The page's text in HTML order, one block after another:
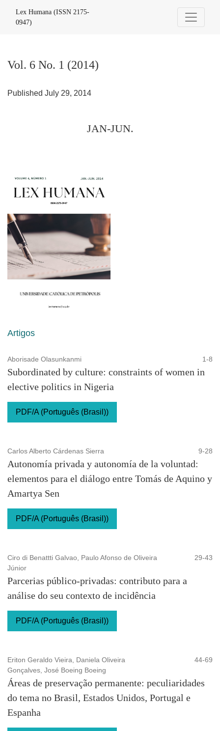
Lex Humana (ISSN 2175-
0947)
Vol. 6 No. 1 (2014)
Published July 29, 2014
JAN-JUN.
Artigos
Aborisade Olasunkanmi 1-8
Subordinated by culture: constraints of women in
elective politics in Nigeria
PDF/A (Português (Brasil))
Carlos Alberto Cárdenas Sierra 9-28
Autonomía privada y autonomía de la voluntad:
elementos para el diálogo entre Tomás de Aquino y
Amartya Sen
PDF/A (Português (Brasil))
Ciro di Benattti Galvao, Paulo Afonso de Oliveira
Júnior
29-43
Parcerias público-privadas: contributo para a
análise do seu contexto de incidência
PDF/A (Português (Brasil))
Eriton Geraldo Vieira, Daniela Oliveira
Gonçalves, José Boeing Boeing
44-69
Áreas de preservação permanente: peculiaridades
do tema no Brasil, Estados Unidos, Portugal e
Espanha